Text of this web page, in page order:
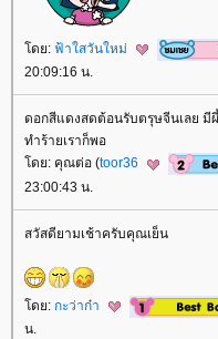
ดย: ฟ้าใสวันใหม่
20:09:16 น.
ดอกสีแดงสดต้อนรับตรุษจีนเลย มี
ทำร้ายเราก็พอ
ดย: คุณต่อ (toor36
23:00:43 น.
สวัสดียามเช้าครับคุณเย็น
ดย: กะว่าก๋า
น.